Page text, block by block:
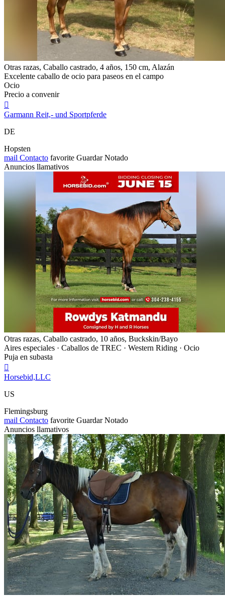
Otras razas, Caballo castrado, 4 años, 150 cm, Alazán
Excelente caballo de ocio para paseos en el campo
Ocio
Precio a convenir

Garmann Reit,- und Sportpferde
DE
Hopsten
mail Contacto favorite Guardar Notado
Anuncios llamativos
Otras razas, Caballo castrado, 10 años, Buckskin/Bayo
Aires especiales · Caballos de TREC · Western Riding · Ocio
Puja en subasta

Horsebid,LLC
US
Flemingsburg
mail Contacto favorite Guardar Notado
Anuncios llamativos